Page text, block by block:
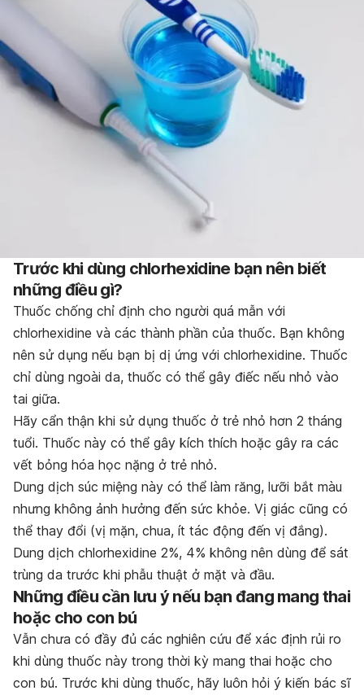
Trước khi dùng chlorhexidine bạn nên biết
những điều gì?
Thuốc chống chỉ định cho người quá mẫn với
chlorhexidine và các thành phần của thuốc. Bạn không
nên sử dụng nếu bạn bị dị ứng với chlorhexidine. Thuốc
chỉ dùng ngoài da, thuốc có thể gây điếc nếu nhỏ vào
tai giữa.
Hãy cẩn thận khi sử dụng thuốc ở trẻ nhỏ hơn 2 tháng
tuổi. Thuốc này có thể gây kích thích hoặc gây ra các
vết bỏng hóa học nặng ở trẻ nhỏ.
Dung dịch súc miệng này có thể làm răng, lưỡi bắt màu
nhưng không ảnh hưởng đến sức khỏe. Vị giác cũng có
thể thay đổi (vị mặn, chua, ít tác động đến vị đắng).
Dung dịch chlorhexidine 2%, 4% không nên dùng để sát
trùng da trước khi phẫu thuật ở mặt và đầu.
Những điều cần lưu ý nếu bạn đang mang thai
hoặc cho con bú
Vẫn chưa có đầy đủ các nghiên cứu để xác định rủi ro
khi dùng thuốc này trong thời kỳ mang thai hoặc cho
con bú. Trước khi dùng thuốc, hãy luôn hỏi ý kiến bác sĩ